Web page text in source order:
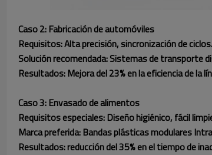
Caso 2: Fabricación de automóviles
Requisitos: Alta precisión, sincronización de ciclos.
Solución recomendada: Sistemas de transporte
Resultados: Mejora del 23% en la eficiencia de la
Caso 3: Envasado de alimentos
Requisitos especiales: Diseño higiénico, fácil
Marca preferida: Bandas plásticas modulares
Resultados: reducción del 35% en el tiempo de